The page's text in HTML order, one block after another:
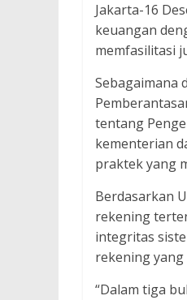
Jakarta-16
keuangan
memfasilitasi
Sebagaimana
tentang
kementerian
praktek yang
Berdasarkan
rekening
integritas
rekening
“Dalam tiga